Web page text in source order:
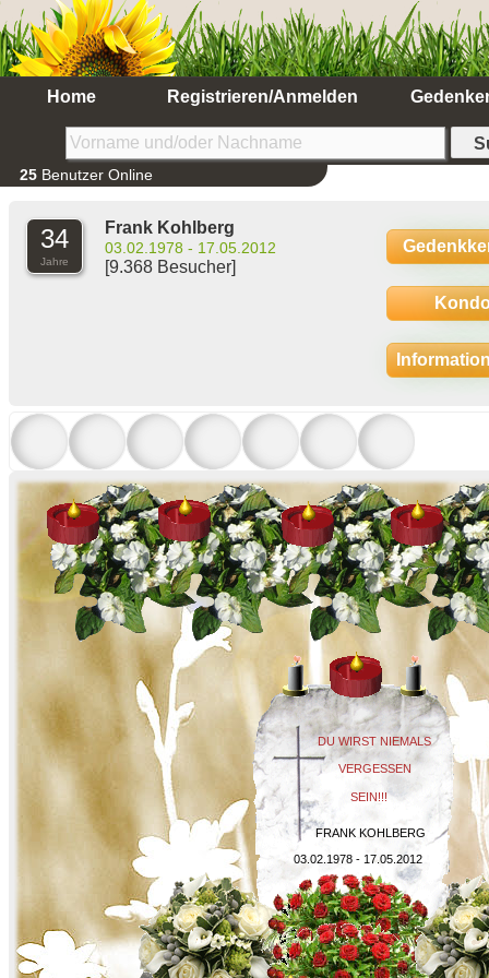
Home Registrieren/Anmelden
25 Benutzer Online
34
Jahre
Frank Kohlberg
03.02.1978 - 17.05.2012
[9.368 Besucher]
FRANK KOHLBERG
03.02.1978 - 17.05.2012
DU WIRST NIEMALS
VERGESSEN
SEIN!!!